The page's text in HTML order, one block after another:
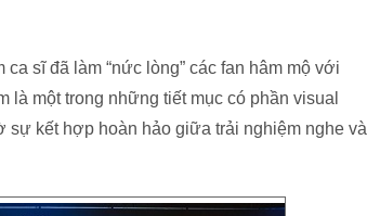
sĩ đã làm “nức lòng” các fan hâm mộ với
một trong những tiết mục có phần visual
sự kết hợp hoàn hảo giữa trải nghiệm nghe và